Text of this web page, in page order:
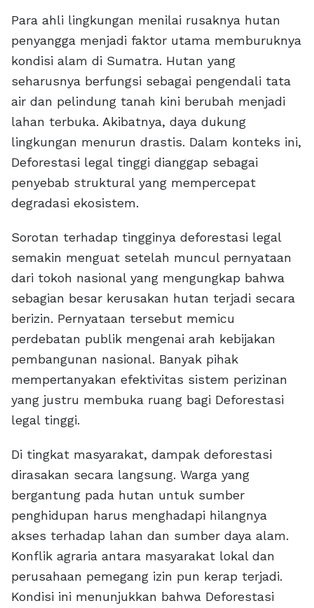
Para ahli lingkungan menilai rusaknya hutan
penyangga menjadi faktor utama memburuknya
kondisi alam di Sumatra. Hutan yang
seharusnya berfungsi sebagai pengendali tata
air dan pelindung tanah kini berubah menjadi
lahan terbuka. Akibatnya, daya dukung
lingkungan menurun drastis. Dalam konteks ini,
Deforestasi legal tinggi dianggap sebagai
penyebab struktural yang mempercepat
degradasi ekosistem.
Sorotan terhadap tingginya deforestasi legal
semakin menguat setelah muncul pernyataan
dari tokoh nasional yang mengungkap bahwa
sebagian besar kerusakan hutan terjadi secara
berizin. Pernyataan tersebut memicu
perdebatan publik mengenai arah kebijakan
pembangunan nasional. Banyak pihak
mempertanyakan efektivitas sistem perizinan
yang justru membuka ruang bagi Deforestasi
legal tinggi.
Di tingkat masyarakat, dampak deforestasi
dirasakan secara langsung. Warga yang
bergantung pada hutan untuk sumber
penghidupan harus menghadapi hilangnya
akses terhadap lahan dan sumber daya alam.
Konflik agraria antara masyarakat lokal dan
perusahaan pemegang izin pun kerap terjadi.
Kondisi ini menunjukkan bahwa Deforestasi